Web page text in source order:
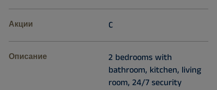
Акции C
Описание
2 bedrooms with
bathroom, kitchen, living
room, 24/7 security